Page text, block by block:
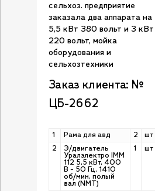
сельхоз. предприятие
заказала два аппарата на
5,5 кВт 380 вольт и 3 кВт
220 вольт, мойка
оборудования и
сельхозтехники
Заказ клиента: №
ЦБ-2662
1 Рама для авд 2
шт
2
Э/двигатель
Уралэлектро IMM
112 5,5 кВт, 400
В - 50 Гц, 1410
об/мин, полый
вал (NMT)
1 шт